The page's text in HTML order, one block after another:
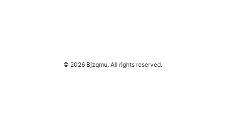
© 2026 Bjzqmu. All rights reserved.